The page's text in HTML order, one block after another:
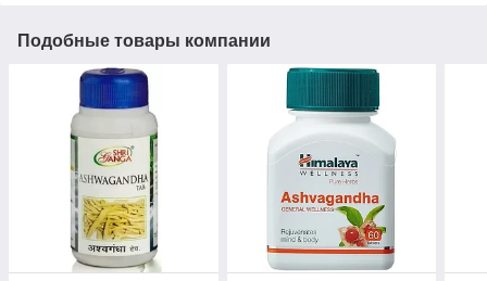
Подобные товары компании